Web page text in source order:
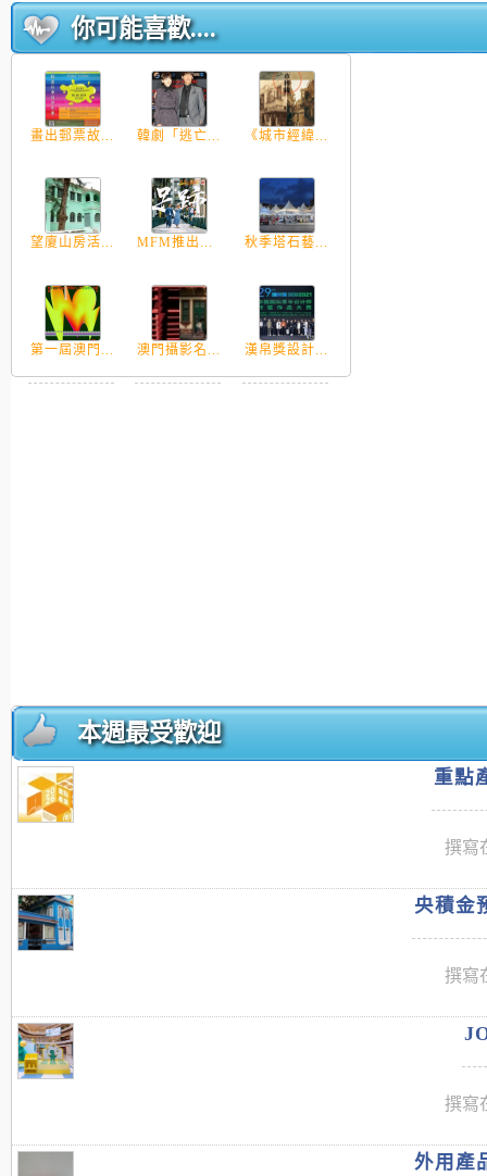
你可能喜歡....
畫出郵票故... 韓劇「逃亡... 《城市經緯...
望廈山房活... MFM推出... 秋季塔石藝...
第一屆澳門... 澳門攝影名... 漢帛獎設計...
本週最受歡迎
重點
撰寫
央積金
撰寫
撰寫
外用產